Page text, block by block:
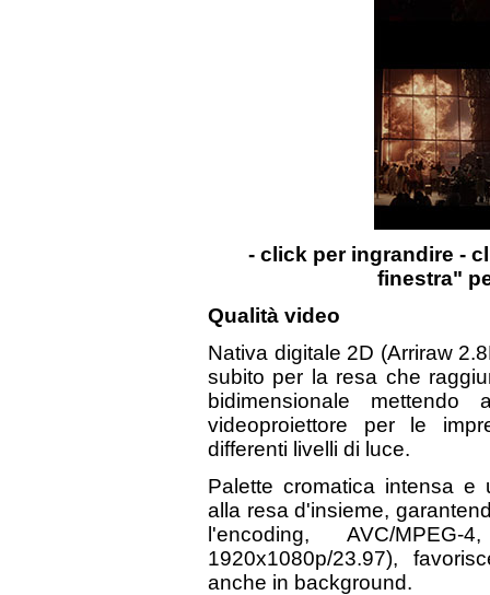
- click per ingrandire -
finestra"
Qualità video
Nativa digitale 2D (Arriraw
subito per la resa che
bidimensionale
videoproiettore per le
differenti livelli di luce.
Palette cromatica intensa e
alla resa d'insieme,
l'encoding, AVC/
1920x1080p/23.97),
anche in background.